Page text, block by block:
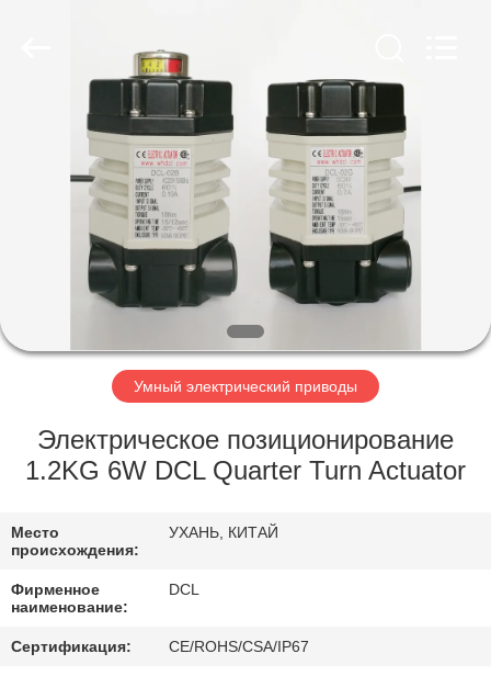
ПРОДУКТЫ
ШОУ
НАС
ФАБРИКИ
ПРОВЕРКА
КАЧЕСТВА
Умный электрический приводы
Электрическое позиционирование
1.2KG 6W DCL Quarter Turn Actuator
Место
происхождения:
УХАНЬ, КИТАЙ
Фирменное
наименование:
DCL
Сертификация: CE/ROHS/CSA/IP67